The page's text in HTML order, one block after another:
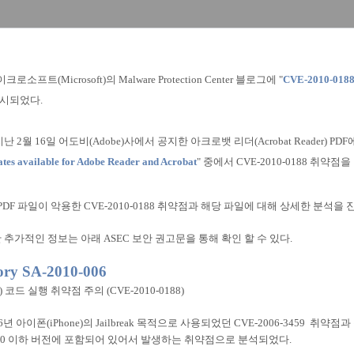
크로소프트(Microsoft)의 Malware Protection Center 블로그에 "CVE-2010-
되었다.
2월 16일 어도비(Adobe)사에서 공지한 아크로뱃 리더(Acrobat Reader)
available for Adobe Reader and Acrobat" 중에서 CVE-2010-0188 취약점
파일이 악용한 CVE-2010-0188 취약점과 해당 파일에 대해 상세한 분석을
가적인 정보는 아래 ASEC 보안 권고문을 통해 확인 할 수 있다.
SA-2010-006
코드 실행 취약점 주의 (CVE-2010-0188)
아이폰(iPhone)의 Jailbreak 목적으로 사용되었던 CVE-2006-3459 취약점
이하 버전에 포함되어 있어서 발생하는 취약점으로 분석되었다.